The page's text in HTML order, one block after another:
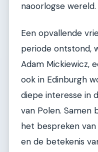
naoorlogse wereld.
Een opvallende
periode ontstond,
Adam Mickiewicz,
ook in Edinburgh
diepe interesse in
van Polen.
het bespreken
en de betekenis